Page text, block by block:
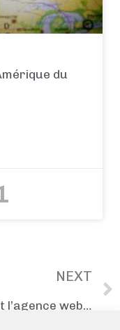
du
NEXT
Qigu et l’agence webmarketing Zee Media débutent une collaboration à l’accent alsacien !